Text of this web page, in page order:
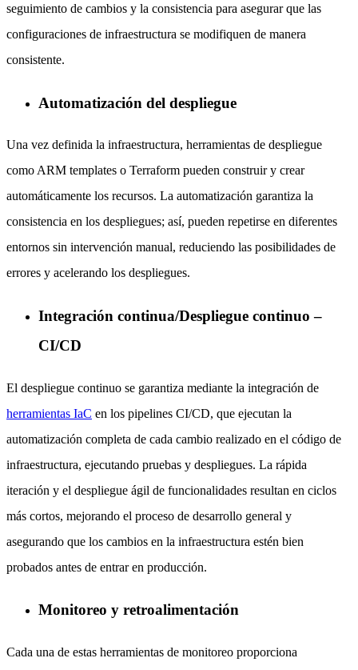
seguimiento de cambios y la consistencia para asegurar que las
configuraciones de infraestructura se modifiquen de manera
consistente.
Automatización del despliegue
Una vez definida la infraestructura, herramientas de despliegue
como ARM templates o Terraform pueden construir y crear
automáticamente los recursos. La automatización garantiza la
consistencia en los despliegues; así, pueden repetirse en diferentes
entornos sin intervención manual, reduciendo las posibilidades de
errores y acelerando los despliegues.
Integración continua/Despliegue continuo –
CI/CD
El despliegue continuo se garantiza mediante la integración de
herramientas IaC en los pipelines CI/CD, que ejecutan la
automatización completa de cada cambio realizado en el código de
infraestructura, ejecutando pruebas y despliegues. La rápida
iteración y el despliegue ágil de funcionalidades resultan en ciclos
más cortos, mejorando el proceso de desarrollo general y
asegurando que los cambios en la infraestructura estén bien
probados antes de entrar en producción.
Monitoreo y retroalimentación
Cada una de estas herramientas de monitoreo proporciona